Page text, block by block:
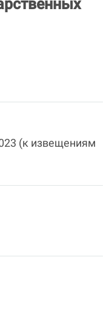
(к извещениям